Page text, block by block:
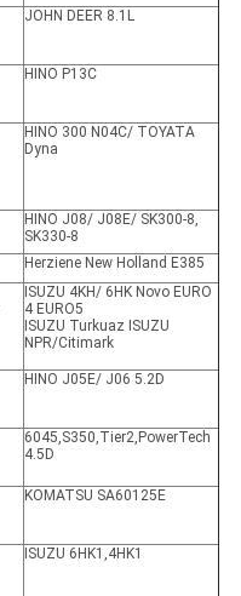
JOHN DEER 8.1L
HINO P13C
HINO 300 N04C/ TOYATA
Dyna
HINO J08/ J08E/ SK300-8,
SK330-8
Herziene New Holland E385
ISUZU 4KH/ 6HK Novo EURO
4 EURO5
ISUZU Turkuaz ISUZU
NPR/Citimark
HINO J05E/ J06 5.2D
6045,S350,Tier2,PowerTech
4.5D
KOMATSU SA60125E
ISUZU 6HK1,4HK1